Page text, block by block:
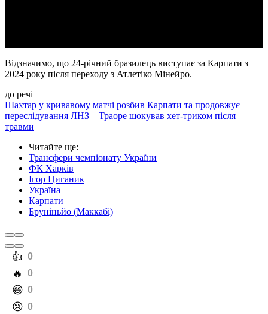
Відзначимо, що 24-річний бразилець виступає за Карпати з
2024 року після переходу з Атлетіко Мінейро.
до речі
Шахтар у кривавому матчі розбив Карпати та продовжує
переслідування ЛНЗ – Траоре шокував хет-триком після
травми
Читайте ще:
Трансфери чемпіонату України
ФК Харків
Ігор Циганик
Україна
Карпати
Бруніньйо (Маккабі)
️👍 0
️🔥 0
️😄 0
️😢 0